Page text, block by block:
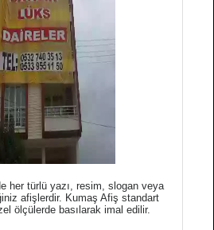
her türlü yazı, resim, slogan veya
afişlerdir. Kumaş Afiş standart
ölçülerde basılarak imal edilir.